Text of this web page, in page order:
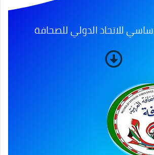
للاتحاد الدولي للصحافة